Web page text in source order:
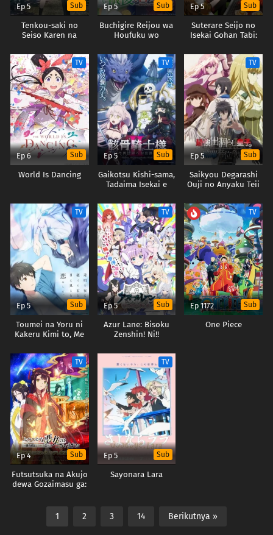
Ep 5 Sub
Tenkou-saki no
Seiso Karen na
Mukashi Danshi to
Omotte Issho ni
Asonda Osananajimi
Datta Ken
Ep 5 Sub
Buchigire Reijou wa
Houfuku wo
Madousho no
Chikara de Sokoku
wo
Tatakitsubushimasu
Ep 5 Sub
Suterare Seijo no
Isekai Gohan Tabi:
Camping Car wo
Shoukan shimashita
TV
Ep 6 Sub
World Is Dancing
TV
Ep 5 Sub
Gaikotsu Kishi-sama,
Tadaima Isekai e
TV
Ep 5 Sub
Saikyou Degarashi
Ouji no Anyaku Teii
TV
Ep 5 Sub
Toumei na Yoru ni
Kakeru Kimi to, Me
Shita.
TV
Ep 5 Sub
Azur Lane: Bisoku
Zenshin! Ni!!
TV
Ep 1172 Sub
One Piece
TV
Ep 4 Sub
Futsutsuka na Akujo
dewa Gozaimasu ga:
TV
Ep 5 Sub
Sayonara Lara
1 2 3 14 Berikutnya »